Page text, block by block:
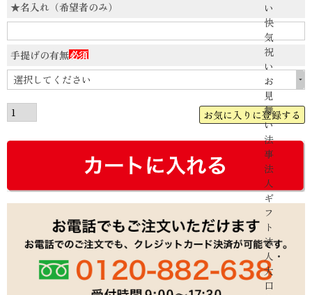
い
快
気
祝
い
お
見
舞
い
法
事
法
人
ギ
フ
ト
法
人・
大
口
★名入れ（希望者のみ）
手提げの有無
(必
須)
お気に入りに登録する